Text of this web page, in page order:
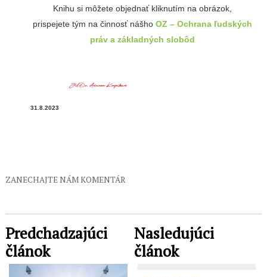
Knihu si môžete objednať kliknutím na obrázok,
prispejete tým na činnosť nášho OZ – Ochrana ľudských
práv a základných slobôd
31.8.2023
ZANECHAJTE NÁM KOMENTÁR
Predchadzajúci
článok
Nasledujúci
článok